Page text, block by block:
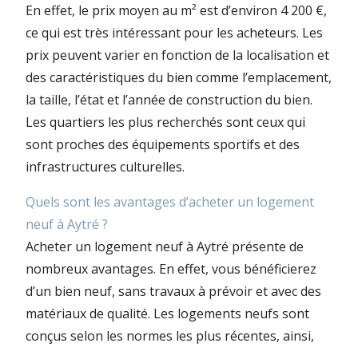
En effet, le prix moyen au m² est d’environ 4 200 €,
ce qui est très intéressant pour les acheteurs. Les
prix peuvent varier en fonction de la localisation et
des caractéristiques du bien comme l’emplacement,
la taille, l’état et l’année de construction du bien.
Les quartiers les plus recherchés sont ceux qui
sont proches des équipements sportifs et des
infrastructures culturelles.
Quels sont les avantages d’acheter un logement
neuf à Aytré ?
Acheter un logement neuf à Aytré présente de
nombreux avantages. En effet, vous bénéficierez
d’un bien neuf, sans travaux à prévoir et avec des
matériaux de qualité. Les logements neufs sont
conçus selon les normes les plus récentes, ainsi,